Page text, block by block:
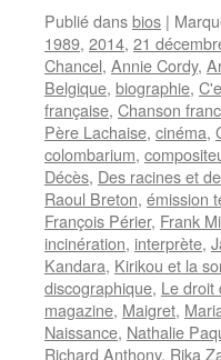
Publié dansbios |
1989, 2014, 21
Chancel, Annie Cordy,
Belgique, biographie,
française, Chanson
Père Lachaise, cinéma,
colombarium,
Décès, Des racines et
Raoul Breton, émission
François Périer, Frank
incinération, interprète,
Kandara, Kirikou et la
discographique, Le droit
magazine, Maigret,
Naissance, Nathalie
Richard Anthony, Rika